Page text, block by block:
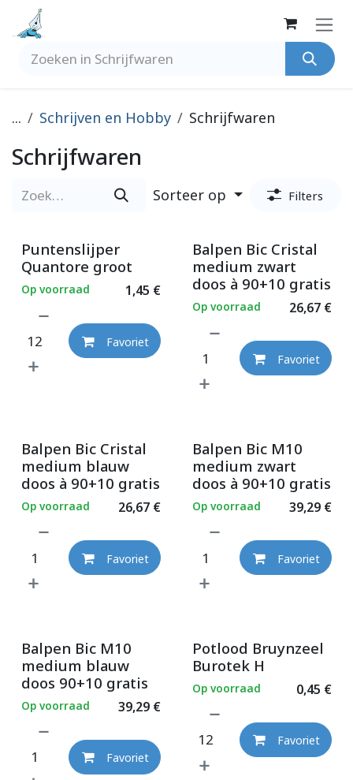
Overslaan naar inhoud
... Schrijven en Hobby Schrijfwaren
Schrijfwaren
Sorteer op Filters
Puntenslijper
Quantore groot
1,45 €
Op voorraad
Favoriet
Balpen Bic Cristal
medium zwart
doos à 90+10 gratis
26,67€
Op voorraad
Favoriet
Balpen Bic Cristal
medium blauw
doos à 90+10 gratis
26,67€
Op voorraad
Favoriet
Balpen Bic M10
medium zwart
doos à 90+10 gratis
39,29€
Op voorraad
Favoriet
Balpen Bic M10
medium blauw
doos 90+10 gratis
39,29€
Op voorraad
Favoriet
Potlood Bruynzeel
Burotek H
0,45 €
Op voorraad
Favoriet